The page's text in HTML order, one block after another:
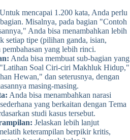
Untuk mencapai 1.200 kata, Anda perlu
Misalnya, pada bagian "Contoh
Anda bisa menambahkan lebih
setiap tipe (pilihan ganda, isian,
yang lebih rinci.
Anda bisa membuat sub-bagian yang
Soal Ciri-ciri Makhluk Hidup,"
Hewan," dan seterusnya, dengan
masing-masing.
Anda bisa menambahkan narasi
yang berkaitan dengan Tema
studi kasus tersebut.
Jelaskan lebih lanjut
keterampilan berpikir kritis,